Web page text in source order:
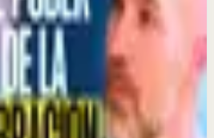
AMIGOS.